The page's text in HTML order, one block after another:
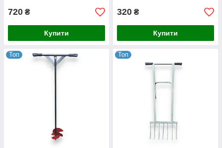
720 ₴
Купити
320 ₴
Купити
Топ Топ